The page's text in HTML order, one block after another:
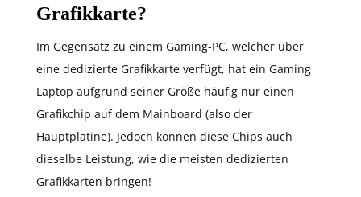
Grafikkarte?
Im Gegensatz zu einem Gaming-PC, welcher über
eine dedizierte Grafikkarte verfügt, hat ein Gaming
Laptop aufgrund seiner Größe häufig nur einen
Grafikchip auf dem Mainboard (also der
Hauptplatine). Jedoch können diese Chips auch
dieselbe Leistung, wie die meisten dedizierten
Grafikkarten bringen!